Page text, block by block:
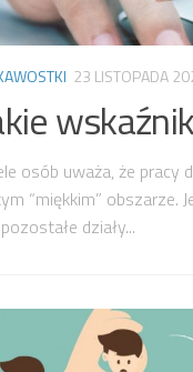
23 LISTOPADA
osób uważa, że pracy
“miękkim” obszarze.
działy...